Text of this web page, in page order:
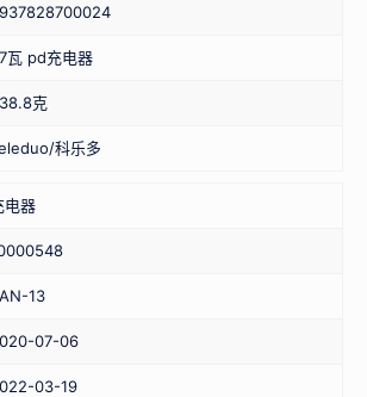
瓦 pd充电器
克
科乐多
电器
13
07-06
03-19